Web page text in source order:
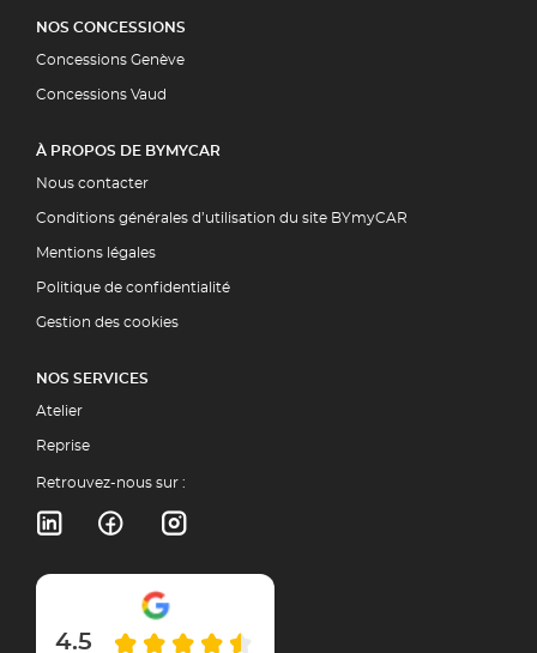
NOS CONCESSIONS
Concessions Genève
Concessions Vaud
À PROPOS DE BYMYCAR
Nous contacter
Conditions générales d’utilisation du site BYmyCAR
Mentions légales
Politique de confidentialité
Gestion des cookies
NOS SERVICES
Atelier
Reprise
Retrouvez-nous sur :
4.5